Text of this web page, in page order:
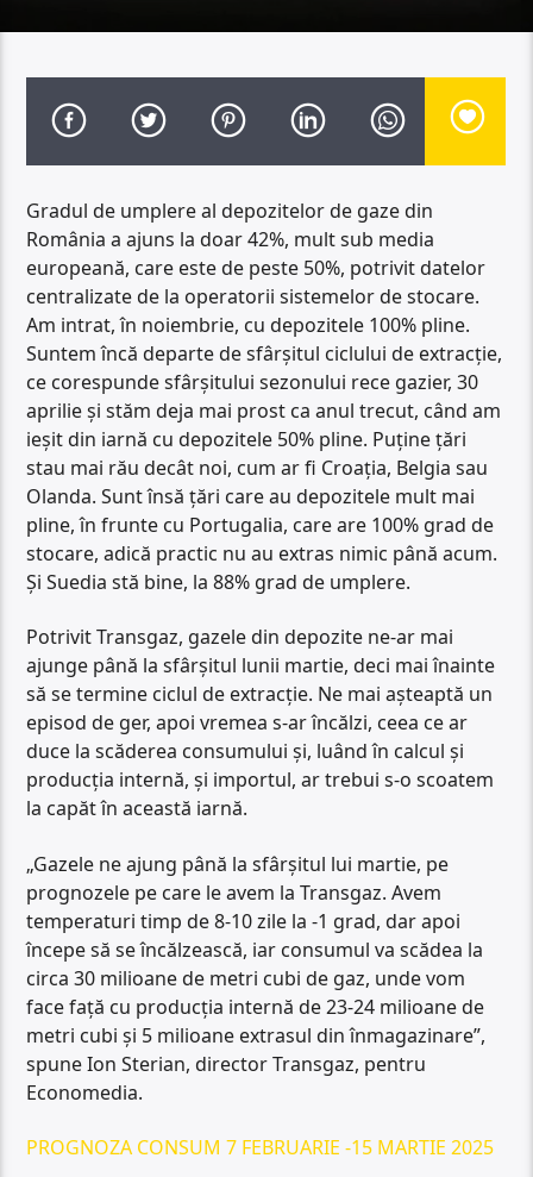
Gradul de umplere al depozitelor de gaze din
România a ajuns la doar 42%, mult sub media
europeană, care este de peste 50%, potrivit datelor
centralizate de la operatorii sistemelor de stocare.
Am intrat, în noiembrie, cu depozitele 100% pline.
Suntem încă departe de sfârșitul ciclului de extracție,
ce corespunde sfârșitului sezonului rece gazier, 30
aprilie și stăm deja mai prost ca anul trecut, când am
ieșit din iarnă cu depozitele 50% pline. Puține țări
stau mai rău decât noi, cum ar fi Croația, Belgia sau
Olanda. Sunt însă țări care au depozitele mult mai
pline, în frunte cu Portugalia, care are 100% grad de
stocare, adică practic nu au extras nimic până acum.
Și Suedia stă bine, la 88% grad de umplere.
Potrivit Transgaz, gazele din depozite ne-ar mai
ajunge până la sfârșitul lunii martie, deci mai înainte
să se termine ciclul de extracție. Ne mai așteaptă un
episod de ger, apoi vremea s-ar încălzi, ceea ce ar
duce la scăderea consumului și, luând în calcul și
producția internă, și importul, ar trebui s-o scoatem
la capăt în această iarnă.
„Gazele ne ajung până la sfârșitul lui martie, pe
prognozele pe care le avem la Transgaz. Avem
temperaturi timp de 8-10 zile la -1 grad, dar apoi
începe să se încălzească, iar consumul va scădea la
circa 30 milioane de metri cubi de gaz, unde vom
face față cu producția internă de 23-24 milioane de
metri cubi și 5 milioane extrasul din înmagazinare”,
spune Ion Sterian, director Transgaz, pentru
Economedia.
PROGNOZA CONSUM 7 FEBRUARIE -15 MARTIE 2025